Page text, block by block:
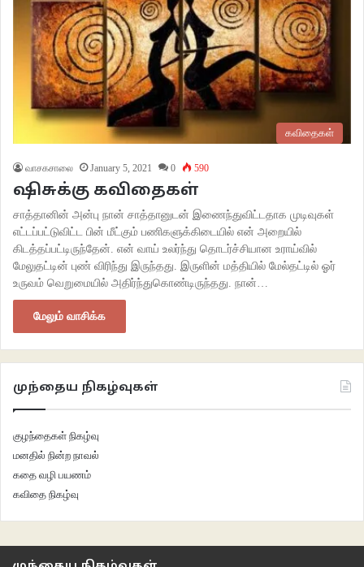
கவிதைகள்
வாசகசாலை January 5, 2021 0 590
ஷிசுக்கு கவிதைகள்
சாத்தானின் அன்பு நான் சாத்தானுடன் இணைந்துவிட்டதாக முடிவுகள்
எட்டப்பட்டுவிட்ட பின் மீட்கும் பணிகளுக்கிடையில் என் அறையில்
கிடத்தப்பட்டிருந்தேன். என் வாய் உலர்ந்து தொடர்ச்சியான உராய்வில்
மேலுதட்டின் புண் விரிந்து இருந்தது. இருளின் மத்தியில் மேல்தட்டில் ஓர்
உருவம் வெறுமையில் அதிர்ந்துகொண்டிருந்தது. நான்…
மேலும் வாசிக்க
முந்தைய நிகழ்வுகள்
குழந்தைகள் நிகழ்வு
மனதில் நின்ற நாவல்
கதை வழி பயணம்
கவிதை நிகழ்வு